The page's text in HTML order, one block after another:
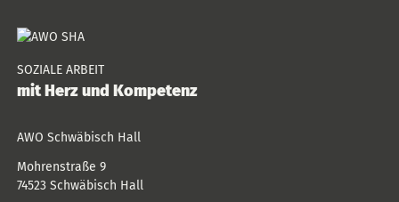
SOZIALE ARBEIT
mit Herz und Kompetenz
AWO Schwäbisch Hall
Mohrenstraße 9
74523 Schwäbisch Hall